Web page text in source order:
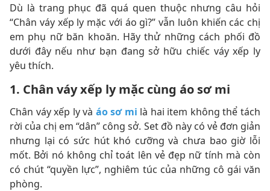
Dù là trang phục đã quá quen thuộc nhưng câu hỏi
“Chân váy xếp ly mặc với áo gì?” vẫn luôn khiến các chị
em phụ nữ băn khoăn. Hãy thử những cách phối đồ
dưới đây nếu như bạn đang sở hữu chiếc váy xếp ly
yêu thích.
1. Chân váy xếp ly mặc cùng áo sơ mi
Chân váy xếp ly và áo sơ mi là hai item không thể tách
rời của chị em “dân” công sở. Set đồ này có vẻ đơn giản
nhưng lại có sức hút khó cưỡng và chưa bao giờ lỗi
mốt. Bởi nó không chỉ toát lên vẻ đẹp nữ tính mà còn
có chút “quyền lực”, nghiêm túc của những cô gái văn
phòng.